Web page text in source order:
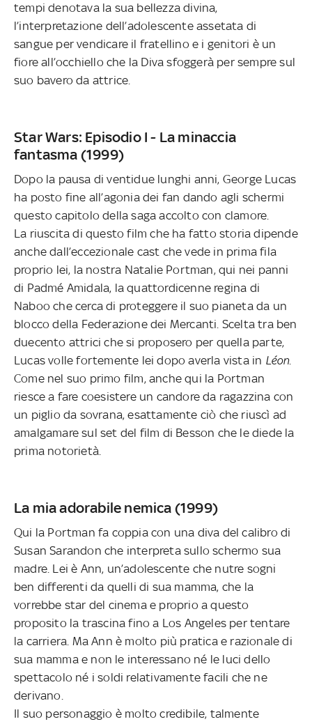
tempi denotava la sua bellezza divina,
l’interpretazione dell’adolescente assetata di
sangue per vendicare il fratellino e i genitori è un
fiore all’occhiello che la Diva sfoggerà per sempre sul
suo bavero da attrice.
Star Wars: Episodio I - La minaccia
fantasma (1999)
Dopo la pausa di ventidue lunghi anni, George Lucas
ha posto fine all’agonia dei fan dando agli schermi
questo capitolo della saga accolto con clamore.
La riuscita di questo film che ha fatto storia dipende
anche dall’eccezionale cast che vede in prima fila
proprio lei, la nostra Natalie Portman, qui nei panni
di Padmé Amidala, la quattordicenne regina di
Naboo che cerca di proteggere il suo pianeta da un
blocco della Federazione dei Mercanti. Scelta tra ben
duecento attrici che si proposero per quella parte,
Lucas volle fortemente lei dopo averla vista in Léon.
Come nel suo primo film, anche qui la Portman
riesce a fare coesistere un candore da ragazzina con
un piglio da sovrana, esattamente ciò che riuscì ad
amalgamare sul set del film di Besson che le diede la
prima notorietà.
La mia adorabile nemica (1999)
Qui la Portman fa coppia con una diva del calibro di
Susan Sarandon che interpreta sullo schermo sua
madre. Lei è Ann, un’adolescente che nutre sogni
ben differenti da quelli di sua mamma, che la
vorrebbe star del cinema e proprio a questo
proposito la trascina fino a Los Angeles per tentare
la carriera. Ma Ann è molto più pratica e razionale di
sua mamma e non le interessano né le luci dello
spettacolo né i soldi relativamente facili che ne
derivano.
Il suo personaggio è molto credibile, talmente